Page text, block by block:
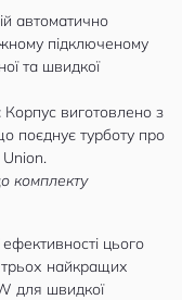
автоматично
підключеному
та швидкої
Корпус виготовлено з
поєднує турботу про
комплекту
цього
найкращих
для швидкої